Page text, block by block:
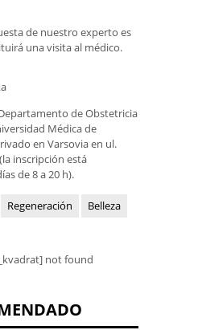
de nuestro experto es
una visita al médico.
de Obstetricia
Médica de
en Varsovia en ul.
inscripción está
de 8 a 20 h).
Regeneración Belleza
not found